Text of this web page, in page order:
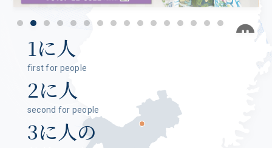
1に人
first for people
2に人
second for people
3に人の